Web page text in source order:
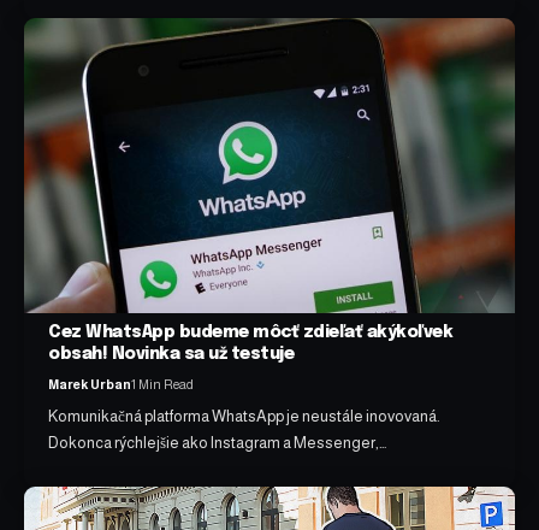
Cez WhatsApp budeme môcť zdieľať akýkoľvek
obsah! Novinka sa už testuje
Marek Urban1 Min Read
Komunikačná platforma WhatsApp je neustále inovovaná.
Dokonca rýchlejšie ako Instagram a Messenger,…